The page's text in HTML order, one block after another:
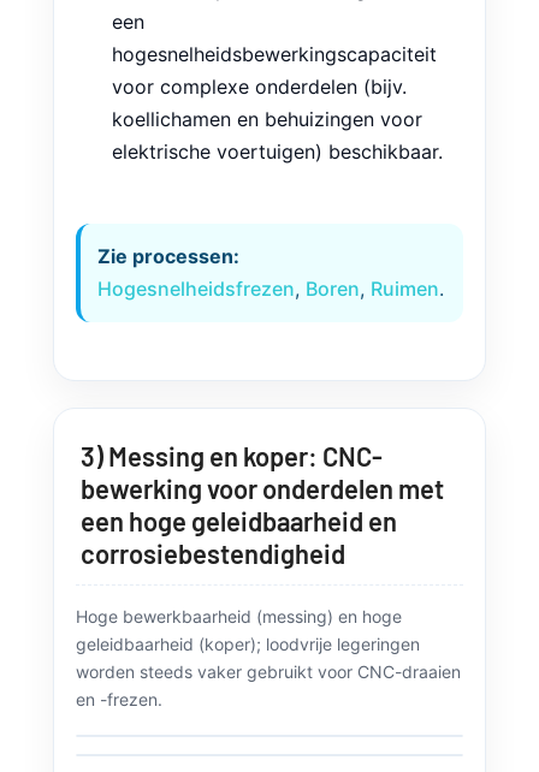
een
hogesnelheidsbewerkingscapaciteit
voor complexe onderdelen (bijv.
koellichamen en behuizingen voor
elektrische voertuigen) beschikbaar.
Zie processen:
Hogesnelheidsfrezen, Boren, Ruimen.
3) Messing en koper: CNC-
bewerking voor onderdelen met
een hoge geleidbaarheid en
corrosiebestendigheid
Hoge bewerkbaarheid (messing) en hoge
geleidbaarheid (koper); loodvrije legeringen
worden steeds vaker gebruikt voor CNC-draaien
en -frezen.